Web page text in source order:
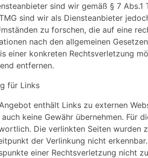
sind wir gemäß § 7
sind wir als Diensteanbieter
zu forschen, die auf eine
nach den allgemeinen
einer konkreten Rechtsverletzung
entfernen.
für Links
enthält Links zu externen
auch keine Gewähr übernehmen. Für
Die verlinkten Seiten wurden
der Verlinkung nicht
einer Rechtsverletzung nicht